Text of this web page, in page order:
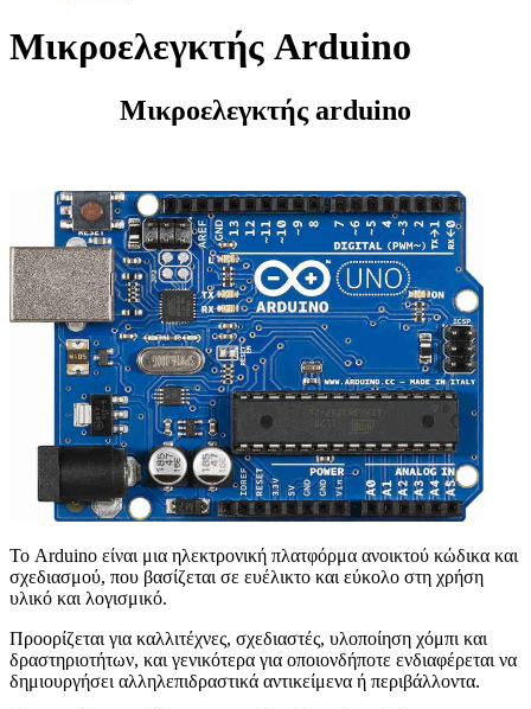
Μικροελεγκτής Arduino
Μικροελεγκτής arduino
Το Arduino είναι μια ηλεκτρονική πλατφόρμα ανοικτού κώδικα και
σχεδιασμού, που βασίζεται σε ευέλικτο και εύκολο στη χρήση
υλικό και λογισμικό.
Προορίζεται για καλλιτέχνες, σχεδιαστές, υλοποίηση χόμπι και
δραστηριοτήτων, και γενικότερα για οποιονδήποτε ενδιαφέρεται να
δημιουργήσει αλληλεπιδραστικά αντικείμενα ή περιβάλλοντα.